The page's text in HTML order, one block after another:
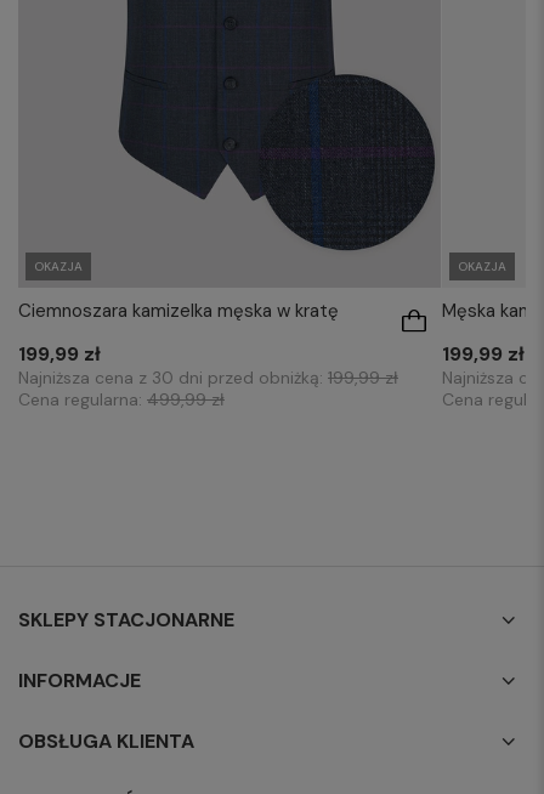
OKAZJA
Ciemnoszara kamizelka męska w kratę
199,99 zł
Najniższa cena z 30 dni przed obniżką: 199,99 zł
Cena regularna: 499,99 zł
OKAZJA
Męska
199,99 zł
Najniższa
Cena
SKLEPY STACJONARNE
INFORMACJE
OBSŁUGA KLIENTA